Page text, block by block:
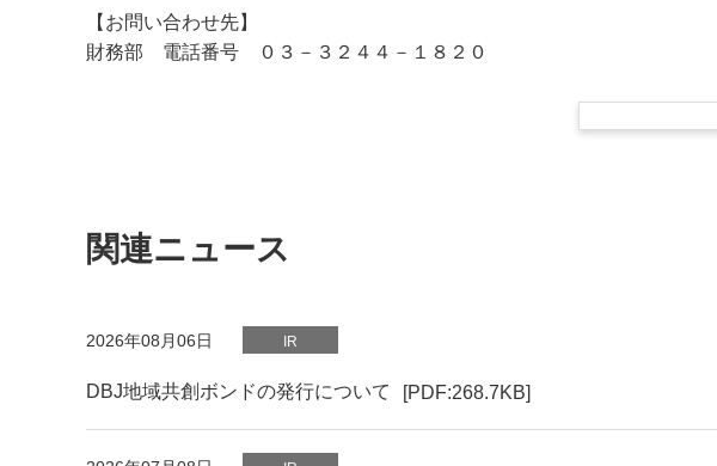
【お問い合わせ先】
財務部 電話番号 ０３－３２４４－１８２０
関連ニュース
2026年08月06日 IR
DBJ地域共創ボンドの発行について [PDF:268.7KB]
PDFファイルが新規ウィンドウで開きます